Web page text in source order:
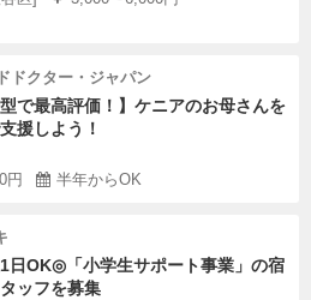
ドクター・ジャパン
型で最高評価！】ケニアのお母さんを
援しよう！
円 半年からOK
1日OK◎「小学生サポート事業」の宿
ッフを募集